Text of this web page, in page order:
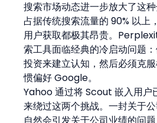
搜索市场动态进一步放大了这
占据传统搜索流量的 90% 以上
用户获取都极其昂贵。
索工具面临经典的冷启动问题
投资来建立认知，然后必须克
惯偏好 Google。
Yahoo 通过将 Scout 嵌入用户
来绕过这两个挑战。一封关于
自然会引发关于公司业绩的问